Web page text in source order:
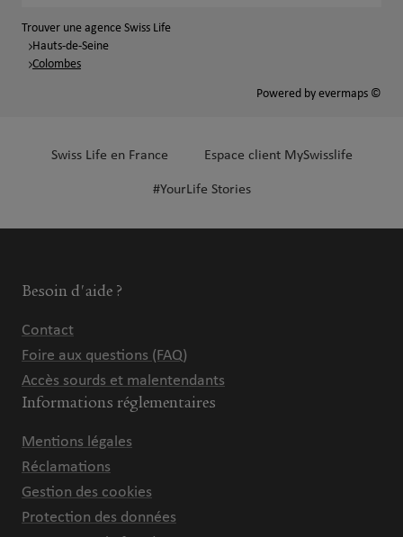
Trouver une agence Swiss Life
Hauts-de-Seine
Colombes
Powered by evermaps ©
Swiss Life en France Espace client MySwisslife
#YourLife Stories
Besoin d'aide ?
Contact
Foire aux questions (FAQ)
Accès sourds et malentendants
Informations réglementaires
Mentions légales
Réclamations
Gestion des cookies
Protection des données